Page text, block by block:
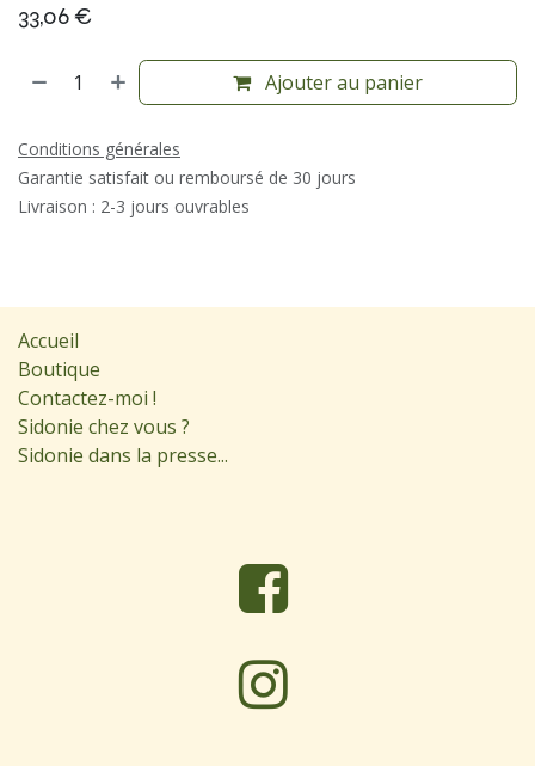
33,06€
Ajouter au panier
Conditions générales
Garantie satisfait ou remboursé de 30 jours
Livraison : 2-3 jours ouvrables
Accueil
Boutique
Contactez-moi !
Sidonie chez vous ?
Sidonie dans la presse...